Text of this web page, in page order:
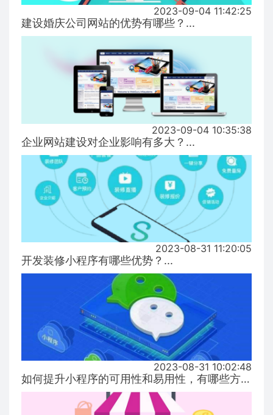
2023-09-04 11:42:25
建设婚庆公司网站的优势有哪些？...
2023-09-04 10:35:38
企业网站建设对企业影响有多大？...
2023-08-31 11:20:05
开发装修小程序有哪些优势？...
2023-08-31 10:02:48
如何提升小程序的可用性和易用性，有哪些方式！...